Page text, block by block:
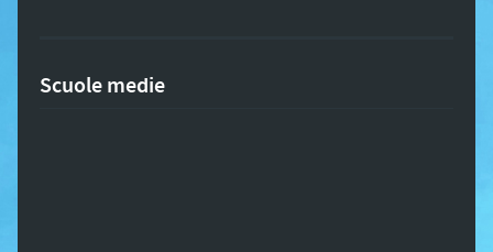
Scuole medie